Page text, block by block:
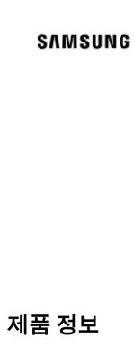
제품 정보